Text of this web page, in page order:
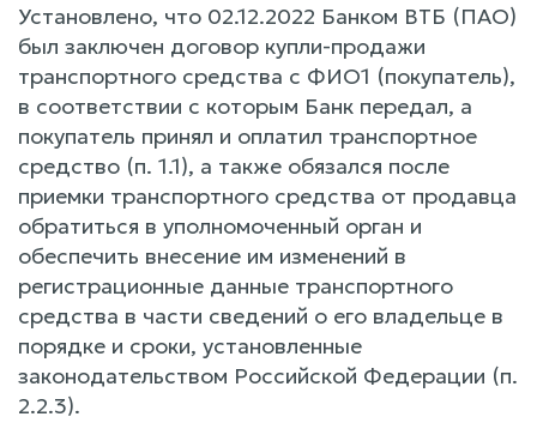
Установлено, что 02.12.2022 Банком ВТБ (ПАО)
был заключен договор купли-продажи
транспортного средства с ФИО1 (покупатель),
в соответствии с которым Банк передал, а
покупатель принял и оплатил транспортное
средство (п. 1.1), а также обязался после
приемки транспортного средства от продавца
обратиться в уполномоченный орган и
обеспечить внесение им изменений в
регистрационные данные транспортного
средства в части сведений о его владельце в
порядке и сроки, установленные
законодательством Российской Федерации (п.
2.2.3).